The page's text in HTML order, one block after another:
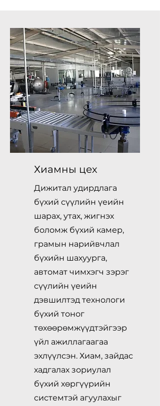
Хиамны цех
Дижитал удирдлага
бүхий сүүлийн үеийн
шарах, утах, жигнэх
боломж бүхий камер,
грамын нарийвчлал
бүхийн шахуурга,
автомат чимхэгч зэрэг
сүүлийн үеийн
дэвшилтэд технологи
бүхий тоног
төхөөрөмжүүдтэйгээр
үйл ажиллагаагаа
эхлүүлсэн. Хиам, зайдас
хадгалах зориулал
бүхий хөргүүрийн
системтэй агуулахыг